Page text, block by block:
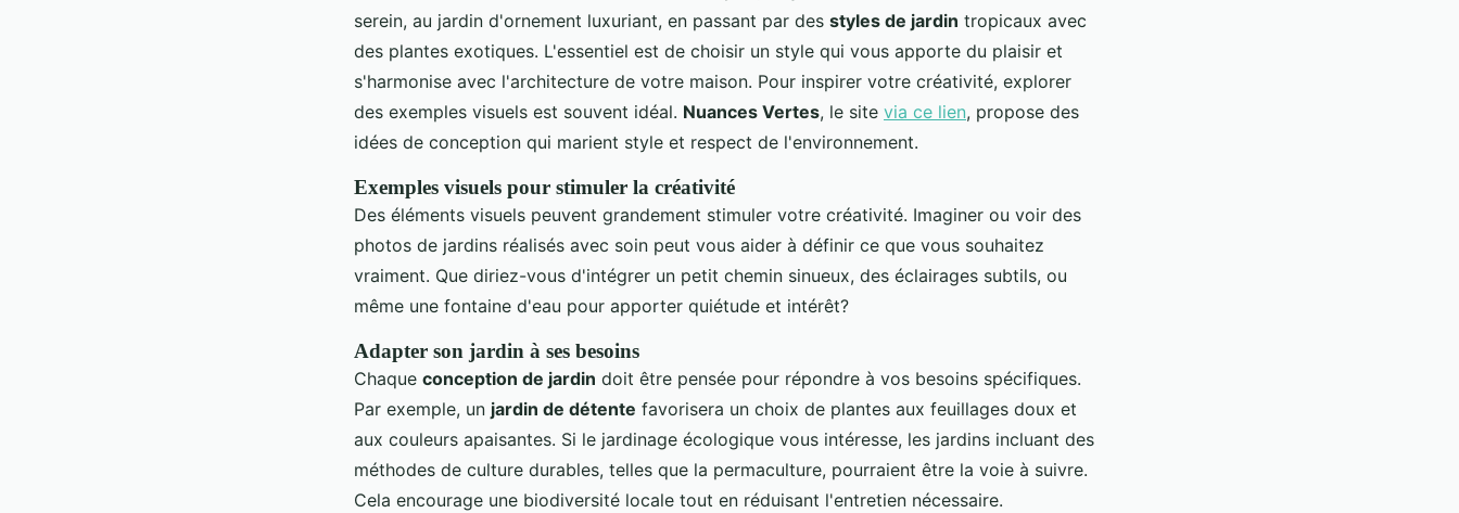
serein, au jardin d'ornement luxuriant, en passant par des styles de jardin tropicaux avec
des plantes exotiques. L'essentiel est de choisir un style qui vous apporte du plaisir et
s'harmonise avec l'architecture de votre maison. Pour inspirer votre créativité, explorer
des exemples visuels est souvent idéal. Nuances Vertes, le site via ce lien, propose des
idées de conception qui marient style et respect de l'environnement.
Exemples visuels pour stimuler la créativité
Des éléments visuels peuvent grandement stimuler votre créativité. Imaginer ou voir des
photos de jardins réalisés avec soin peut vous aider à définir ce que vous souhaitez
vraiment. Que diriez-vous d'intégrer un petit chemin sinueux, des éclairages subtils, ou
même une fontaine d'eau pour apporter quiétude et intérêt?
Adapter son jardin à ses besoins
Chaque conception de jardin doit être pensée pour répondre à vos besoins spécifiques.
Par exemple, un jardin de détente favorisera un choix de plantes aux feuillages doux et
aux couleurs apaisantes. Si le jardinage écologique vous intéresse, les jardins incluant des
méthodes de culture durables, telles que la permaculture, pourraient être la voie à suivre.
Cela encourage une biodiversité locale tout en réduisant l'entretien nécessaire.